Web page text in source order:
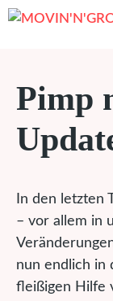
Zum
Pimp
In den letzten
– vor allem in
nun endlich in
fleißigen Hilfe